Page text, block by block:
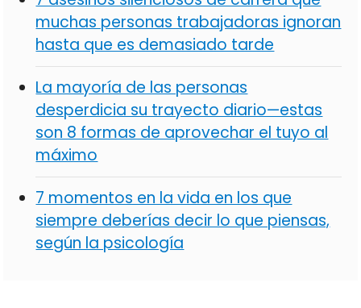
muchas personas trabajadoras ignoran
hasta que es demasiado tarde
La mayoría de las personas
desperdicia su trayecto diario—estas
son 8 formas de aprovechar el tuyo al
máximo
7 momentos en la vida en los que
siempre deberías decir lo que piensas,
según la psicología